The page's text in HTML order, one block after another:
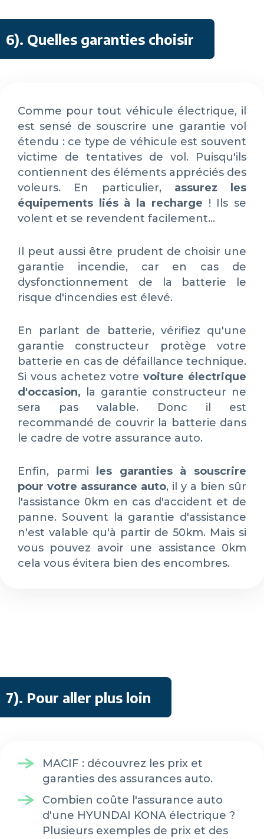
6). Quelles garanties choisir
Comme pour tout véhicule électrique, il
est sensé de souscrire une garantie vol
étendu : ce type de véhicule est souvent
victime de tentatives de vol. Puisqu'ils
contiennent des éléments appréciés des
voleurs. En particulier, assurez les
équipements liés à la recharge ! Ils se
volent et se revendent facilement…
Il peut aussi être prudent de choisir une
garantie incendie, car en cas de
dysfonctionnement de la batterie le
risque d'incendies est élevé.
En parlant de batterie, vérifiez qu'une
garantie constructeur protège votre
batterie en cas de défaillance technique.
Si vous achetez votrevoiture électrique
d'occasion, la garantie constructeur ne
sera pas valable. Donc il est
recommandé de couvrir la batterie dans
le cadre de votre assurance auto.
Enfin, parmi
les garanties à souscrire
pour votre assurance auto, il y a bien sûr
l'assistance 0km en cas d'accident et de
panne. Souvent la garantie d'assistance
n'est valable qu'à partir de 50km. Mais si
vous pouvez avoir une assistance 0km
cela vous évitera bien des encombres.
7). Pour aller plus loin
MACIF : découvrez les prix et
garanties des assurances auto.
Combien coûte l'assurance auto
d'une HYUNDAI KONA électrique ?
Plusieurs exemples de prix et des